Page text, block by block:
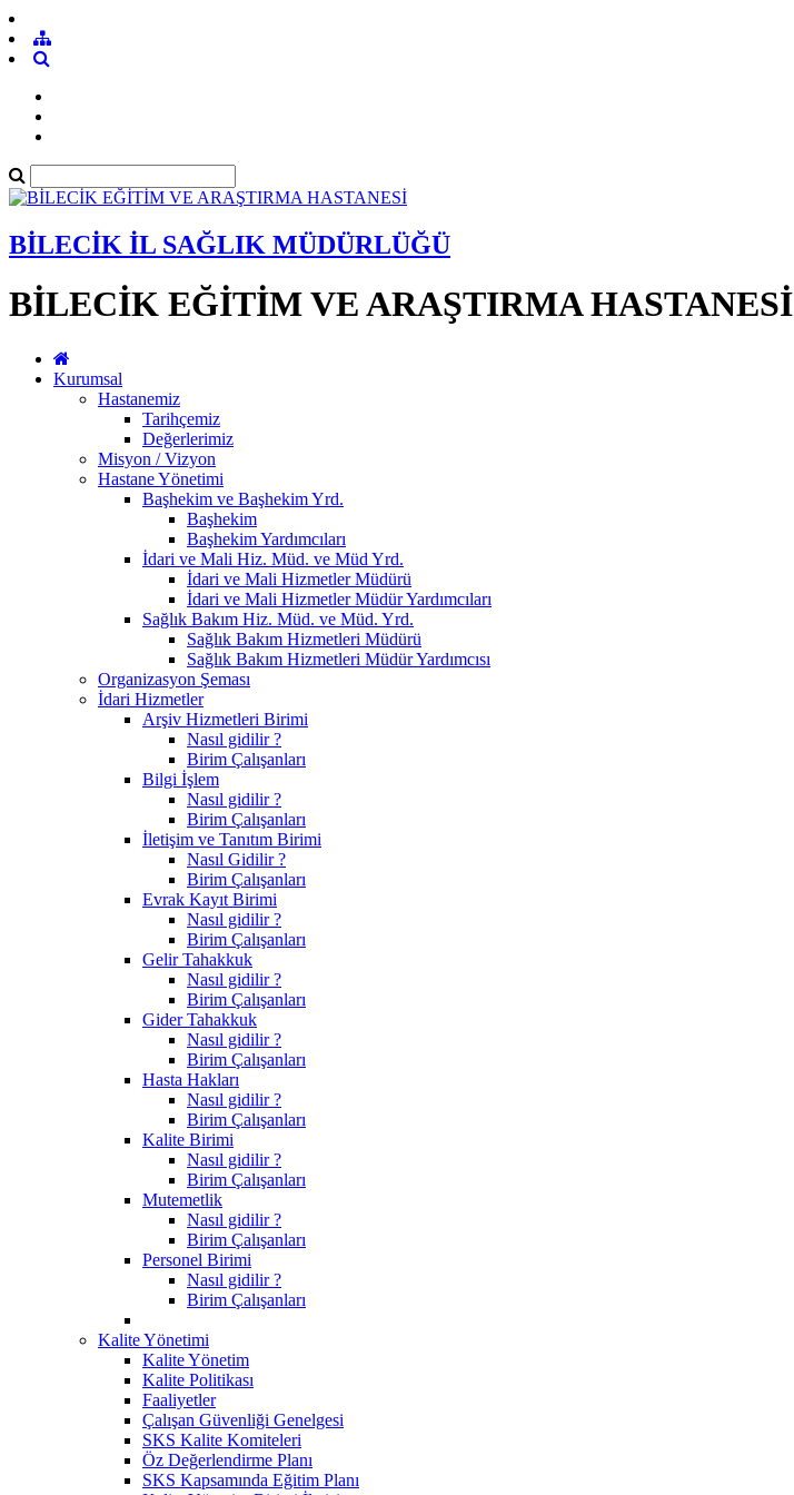
BİLECİK İL SAĞLIK MÜDÜRLÜĞÜ
BİLECİK EĞİTİM VE ARAŞTIRMA HASTANESİ
Kurumsal
Hastanemiz
Tarihçemiz
Değerlerimiz
Misyon / Vizyon
Hastane Yönetimi
Başhekim ve Başhekim Yrd.
Başhekim
Başhekim Yardımcıları
İdari ve Mali Hiz. Müd. ve Müd Yrd.
İdari ve Mali Hizmetler Müdürü
İdari ve Mali Hizmetler Müdür Yardımcıları
Sağlık Bakım Hiz. Müd. ve Müd. Yrd.
Sağlık Bakım Hizmetleri Müdürü
Sağlık Bakım Hizmetleri Müdür Yardımcısı
Organizasyon Şeması
İdari Hizmetler
Arşiv Hizmetleri Birimi
Nasıl gidilir ?
Birim Çalışanları
Bilgi İşlem
Nasıl gidilir ?
Birim Çalışanları
İletişim ve Tanıtım Birimi
Nasıl Gidilir ?
Birim Çalışanları
Evrak Kayıt Birimi
Nasıl gidilir ?
Birim Çalışanları
Gelir Tahakkuk
Nasıl gidilir ?
Birim Çalışanları
Gider Tahakkuk
Nasıl gidilir ?
Birim Çalışanları
Hasta Hakları
Nasıl gidilir ?
Birim Çalışanları
Kalite Birimi
Nasıl gidilir ?
Birim Çalışanları
Mutemetlik
Nasıl gidilir ?
Birim Çalışanları
Personel Birimi
Nasıl gidilir ?
Birim Çalışanları
Kalite Yönetimi
Kalite Yönetim
Kalite Politikası
Faaliyetler
Çalışan Güvenliği Genelgesi
SKS Kalite Komiteleri
Öz Değerlendirme Planı
SKS Kapsamında Eğitim Planı